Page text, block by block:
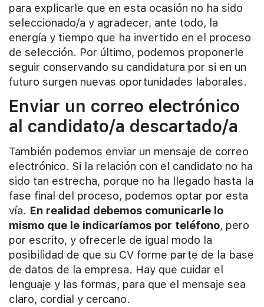
para explicarle que en esta ocasión no ha sido
seleccionado/a y agradecer, ante todo, la
energía y tiempo que ha invertido en el proceso
de selección. Por último, podemos proponerle
seguir conservando su candidatura por si en un
futuro surgen nuevas oportunidades laborales.
Enviar un correo electrónico
al candidato/a descartado/a
También podemos enviar un mensaje de correo
electrónico. Si la relación con el candidato no ha
sido tan estrecha, porque no ha llegado hasta la
fase final del proceso, podemos optar por esta
vía. En realidad debemos comunicarle lo
mismo que le indicaríamos por teléfono, pero
por escrito, y ofrecerle de igual modo la
posibilidad de que su CV forme parte de la base
de datos de la empresa. Hay que cuidar el
lenguaje y las formas, para que el mensaje sea
claro, cordial y cercano.